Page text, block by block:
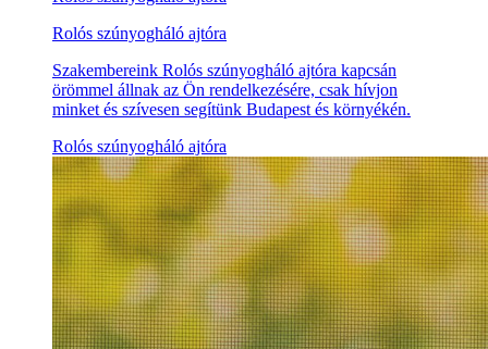
Rolós szúnyogháló ajtóra
Szakembereink Rolós szúnyogháló ajtóra kapcsán
örömmel állnak az Ön rendelkezésére, csak hívjon
minket és szívesen segítünk Budapest és környékén.
Rolós szúnyogháló ajtóra